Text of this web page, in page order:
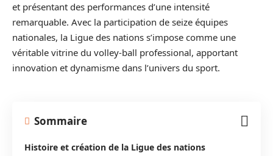
et présentant des performances d’une intensité
remarquable. Avec la participation de seize équipes
nationales, la Ligue des nations s’impose comme une
véritable vitrine du volley-ball professional, apportant
innovation et dynamisme dans l’univers du sport.
Sommaire
Histoire et création de la Ligue des nations